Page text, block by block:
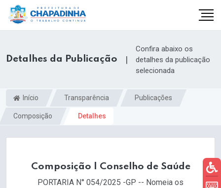
Detalhes da Publicação |
Confira abaixo os
detalhes da publicação
selecionada
Início Transparência Publicações
Composição Detalhes
Composição | Conselho de Saúde
PORTARIA N° 054/2025 -GP -- Nomeia os